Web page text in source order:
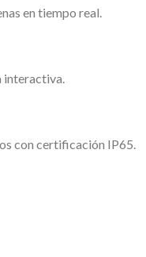
en tiempo real.
interactiva.
con certificación IP65.